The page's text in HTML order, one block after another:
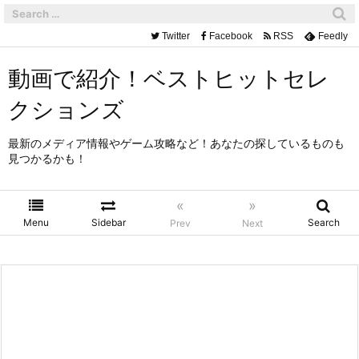
動画で紹介！ベストヒットセレ
クションズ
最新のメディア情報やゲーム攻略など！あなたの探しているものも
見つかるかも！
Menu Sidebar
«
Prev
»
Next Search
Twitter Facebook RSS Feedly